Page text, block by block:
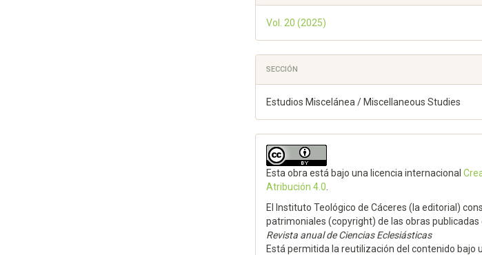
Vol. 20 (2025)
SECCIÓN
Estudios Miscelánea / Miscellaneous Studies
Esta obra está bajo una licencia internacional
Atribución 4.0
El Instituto Teológico de Cáceres (la editorial)
patrimoniales (copyright) de las obras publicadas
Revista anual de Ciencias Eclesiásticas
Está permitida la reutilización del contenido bajo